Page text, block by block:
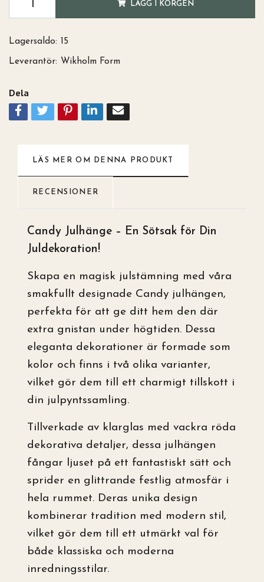
LÄGG I KORGEN
Lagersaldo: 15
Leverantör: Wikholm Form
Dela
LÄS MER OM DENNA PRODUKT
RECENSIONER
Candy Julhänge – En Sötsak för Din
Juldekoration!
Skapa en magisk julstämning med våra
smakfullt designade Candy julhängen,
perfekta för att ge ditt hem den där
extra gnistan under högtiden. Dessa
eleganta dekorationer är formade som
kolor och finns i två olika varianter,
vilket gör dem till ett charmigt tillskott i
din julpyntssamling.
Tillverkade av klarglas med vackra röda
dekorativa detaljer, dessa julhängen
fångar ljuset på ett fantastiskt sätt och
sprider en glittrande festlig atmosfär i
hela rummet. Deras unika design
kombinerar tradition med modern stil,
vilket gör dem till ett utmärkt val för
både klassiska och moderna
inredningsstilar.